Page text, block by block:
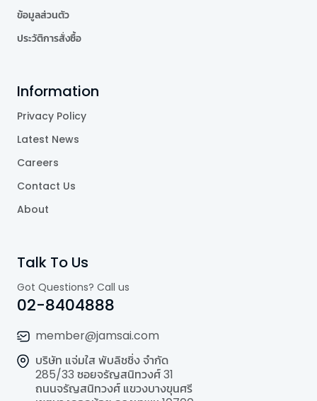
ข้อมูลส่วนตัว
ประวัติการสั่งซื้อ
Information
Privacy Policy
Latest News
Careers
Contact Us
About
Talk To Us
Got Questions? Call us
02-8404888
member@jamsai.com
บริษัท แจ่มใส พับลิชชิ่ง จำกัด
285/33 ซอยจรัญสนิทวงศ์ 31
ถนนจรัญสนิทวงศ์ แขวงบางขุนศรี